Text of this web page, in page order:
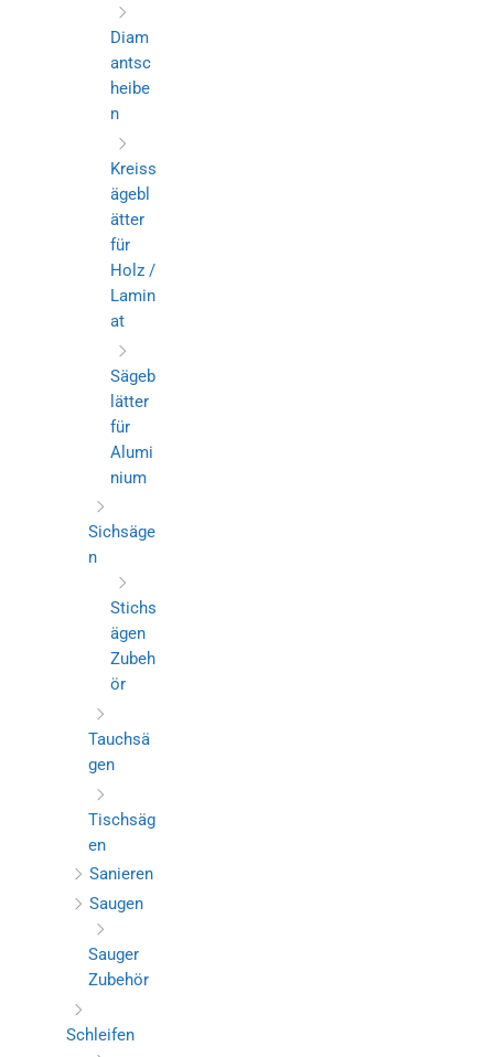
Diam
antsc
heibe
n
Kreiss
ägebl
ätter
für
Holz /
Lamin
at
Sägeb
lätter
für
Alumi
nium
Sichsäge
n
Stichs
ägen
Zubeh
ör
Tauchsä
gen
Tischsäg
en
Sanieren
Saugen
Sauger
Zubehör
Schleifen